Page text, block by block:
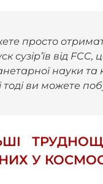
просто
сузір’їв від
науки та
ви можете
У